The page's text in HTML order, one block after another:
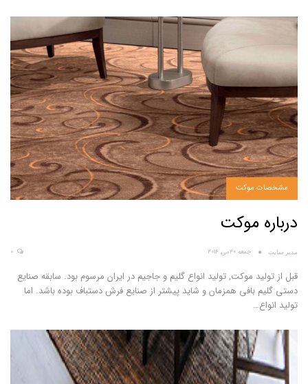
مشخصات موکت
درباره موکت
مدیر سایت جمعه 20می, 2016
قبل از تولید موکت, تولید انواع گلیم و جاجیم در ایران مرسوم بود. سابقه صنایع
دستی گلیم بافی همزمان و شاید پیشتر از صنایع فرش دستباف بوده باشد. اما
تولید انواع…